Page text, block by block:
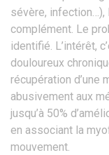
sévère, infection…),
complément. Le
identifié. L’intérêt,
douloureux
récupération d’une
abusivement aux
jusqu’à 50%
en associant la
mouvement.